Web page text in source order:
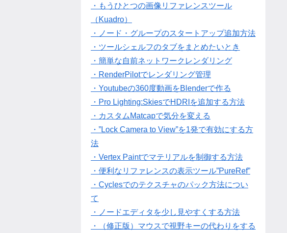
・もうひとつの画像リファレンスツール
（Kuadro）
・ノード・グループのスタートアップ追加方法
・ツールシェルフのタブをまとめたいとき
・簡単な自前ネットワークレンダリング
・RenderPilotでレンダリング管理
・Youtubeの360度動画をBlenderで作る
・Pro Lighting:SkiesでHDRIを追加する方法
・カスタムMatcapで気分を変える
・”Lock Camera to View”を1発で有効にする方
法
・Vertex Paintでマテリアルを制御する方法
・便利なリファレンスの表示ツール”PureRef”
・Cyclesでのテクスチャのパック方法につい
て
・ノードエディタを少し見やすくする方法
・（修正版）マウスで視野キーの代わりをする